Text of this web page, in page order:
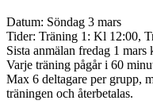
Datum: Söndag 3 mars
Tider: Träning 1: Kl 12:00,
Sista anmälan fredag 1 mars
Varje träning pågår i 60
Max 6 deltagare per grupp,
träningen och återbetalas.